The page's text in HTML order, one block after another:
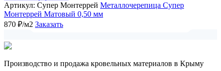
Артикул: Супер Монтеррей Металлочерепица Супер
Монтеррей Матовый 0,50 мм
870 ₽/м2 Заказать
Производство и продажа кровельных материалов в Крыму